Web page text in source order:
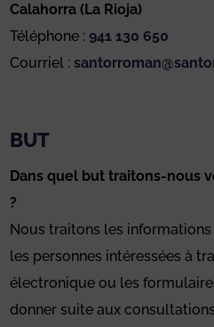
Calahorra (La Rioja)
Téléphone :941 130 650
Courriel :
BUT
Dans quel but traitons-nous
?
Nous traitons les
les personnes intéressées à
électronique ou les
donner suite aux